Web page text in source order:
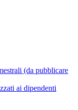
(da pubblicare
ai dipendenti